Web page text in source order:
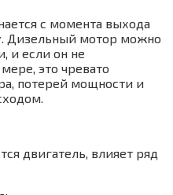
с момента выхода
Дизельный мотор можно
и если он не
это чревато
потерей мощности и
двигатель, влияет ряд